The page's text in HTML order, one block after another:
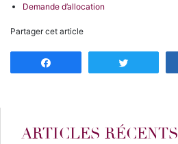
Demande d’allocation
Partager cet article
ARTICLES RÉCENTS